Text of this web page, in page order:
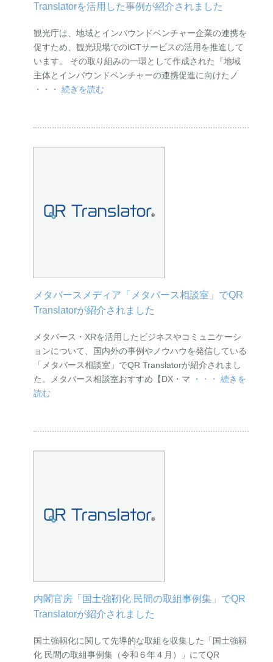
Translatorを活用した事例が紹介されました
観光庁は、地域とインバウンドベンチャー企業の連携を
促すため、観光現場でのICTサービスの活用を推進して
います。 その取り組みの一環として作成された『地域
主体とインバウンドベンチャーの連携促進に向けたノ
・・・ 続きを読む
メタバースメディア「メタバース相談室」でQR
Translatorが紹介されました
メタバース・XRを活用したビジネスやコミュニケーシ
ョンについて、国内外の事例やノウハウを発信している
「メタバース相談室」でQR Translatorが紹介されまし
た。メタバース相談室おすすめ【DX・マ
・・・ 続きを
読む
内閣官房「国土強靭化 民間の取組事例集」でQR
Translatorが紹介されました
国土強靱化に関して先導的な取組を収集した「国土強靱
化 民間の取組事例集（令和６年４月）」にてQR